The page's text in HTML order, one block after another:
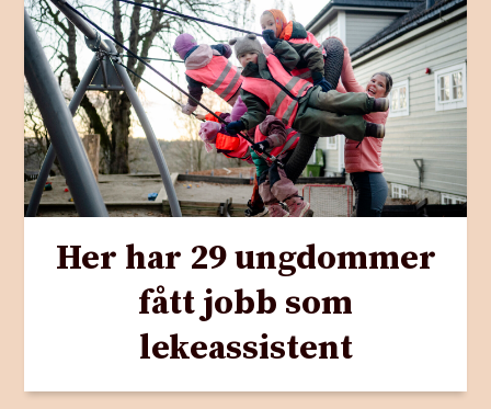
Her har 29 ungdommer
fått jobb som
lekeassistent